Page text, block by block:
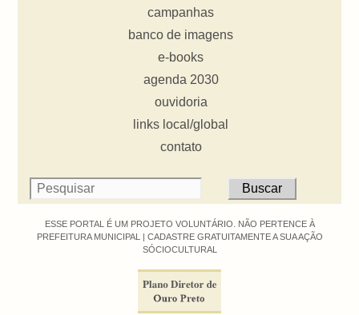
campanhas
banco de imagens
e-books
agenda 2030
ouvidoria
links local/global
contato
ESSE PORTAL É UM PROJETO VOLUNTÁRIO. NÃO PERTENCE À
PREFEITURA MUNICIPAL | CADASTRE GRATUITAMENTE A SUA AÇÃO
SÓCIOCULTURAL